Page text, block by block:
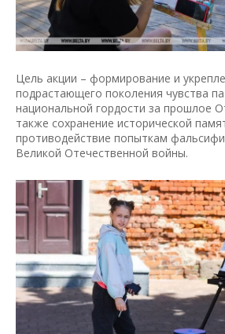
Цель акции – формирование и
подрастающего поколения чувства
национальной гордости за прошлое
также сохранение исторической
противодействие попыткам
Великой Отечественной войны.